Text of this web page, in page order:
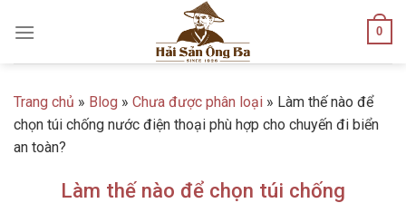
0
Trang chủ » Blog » Chưa được phân loại » Làm thế nào để
chọn túi chống nước điện thoại phù hợp cho chuyến đi biển
an toàn?
Làm thế nào để chọn túi chống